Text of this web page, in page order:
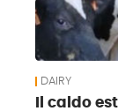
DAIRY
Il caldo